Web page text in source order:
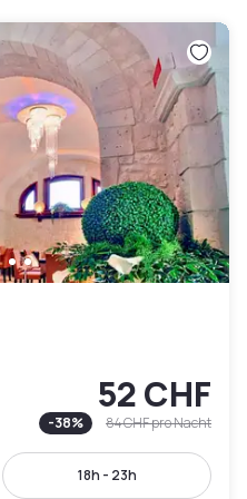
52 CHF
-38% 84 CHFpro Nacht
18h - 23h